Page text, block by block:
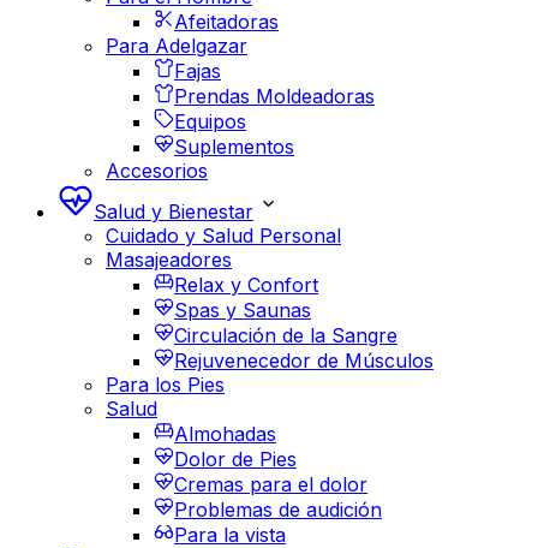
Afeitadoras
Para Adelgazar
Fajas
Prendas Moldeadoras
Equipos
Suplementos
Accesorios
Salud y Bienestar
Cuidado y Salud Personal
Masajeadores
Relax y Confort
Spas y Saunas
Circulación de la Sangre
Rejuvenecedor de Músculos
Para los Pies
Salud
Almohadas
Dolor de Pies
Cremas para el dolor
Problemas de audición
Para la vista